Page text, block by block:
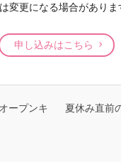
変更になる場合がありま
申し込みはこちら
ープンキ
夏休み直前